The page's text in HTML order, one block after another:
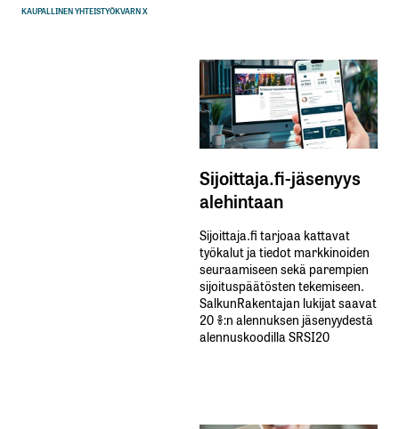
KAUPALLINEN YHTEISTYÖKVARN X
Sijoittaja.fi-jäsenyys
alehintaan
Sijoittaja.fi tarjoaa kattavat
työkalut ja tiedot markkinoiden
seuraamiseen sekä parempien
sijoituspäätösten tekemiseen.
SalkunRakentajan lukijat saavat
20 %:n alennuksen jäsenyydestä
alennuskoodilla SRSI20